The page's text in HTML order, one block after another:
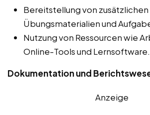
Bereitstellung von zusätzlichen
Übungsmaterialien und
Nutzung von Ressourcen wie
Online-Tools und Lernsoftware.
Dokumentation und
Anzeige